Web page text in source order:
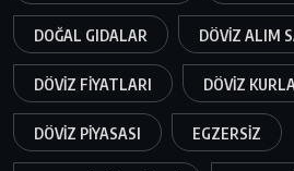
DOĞAL GIDALAR DÖVIZ ALIM
DÖVIZ FIYATLARI DÖVIZ
DÖVIZ PIYASASI EGZERSIZ